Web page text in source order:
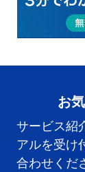
お
サービス紹
アルを受け
合わせくだ